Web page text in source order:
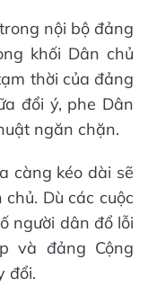
nội bộ đảng
khối Dân chủ
thời của đảng
đổi ý, phe Dân
ngăn chặn.
càng kéo dài sẽ
Dù các cuộc
người dân đổ lỗi
và đảng Cộng
đổi.